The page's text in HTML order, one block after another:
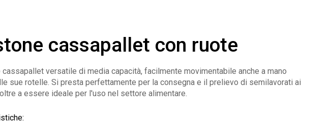
cassapallet con ruote
cassapallet versatile di media capacità, facilmente movimentabile anche a mano
sue rotelle. Si presta perfettamente per la consegna e il prelievo di semilavorati ai
a essere ideale per l'uso nel settore alimentare.